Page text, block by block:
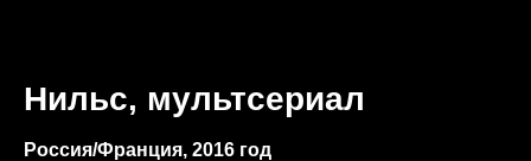
Нильс, мультсериал
Россия/Франция, 2016 год